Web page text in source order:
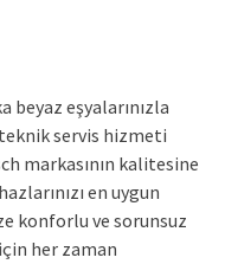
beyaz eşyalarınızla
servis hizmeti
markasının kalitesine
en uygun
konforlu ve sorunsuz
her zaman